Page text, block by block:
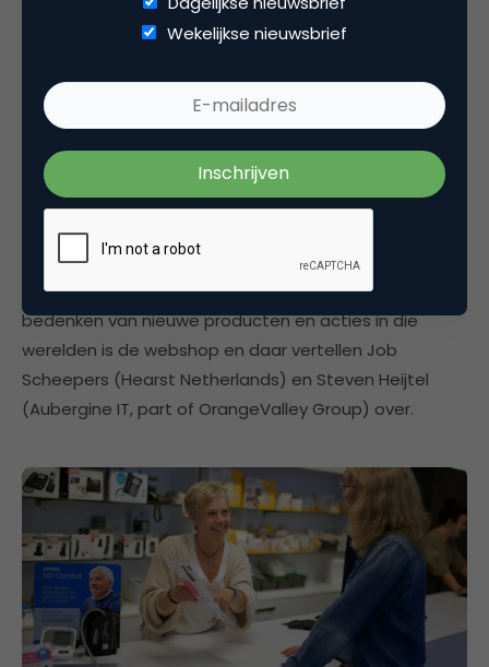
Commerce
Bouwen aan werelden rond de grote merken
Het uitgeven van magazines bij Hearst Netherlands
gaat steeds meer om het bouwen van werelden
rondom de bekende merken. Essentieel voor het
bedenken van nieuwe producten en acties in die
werelden is de webshop en daar vertellen Job
Scheepers (Hearst Netherlands) en Steven Heijtel
(Aubergine IT, part of OrangeValley Group) over.
Wekelijkse nieuwsbrief